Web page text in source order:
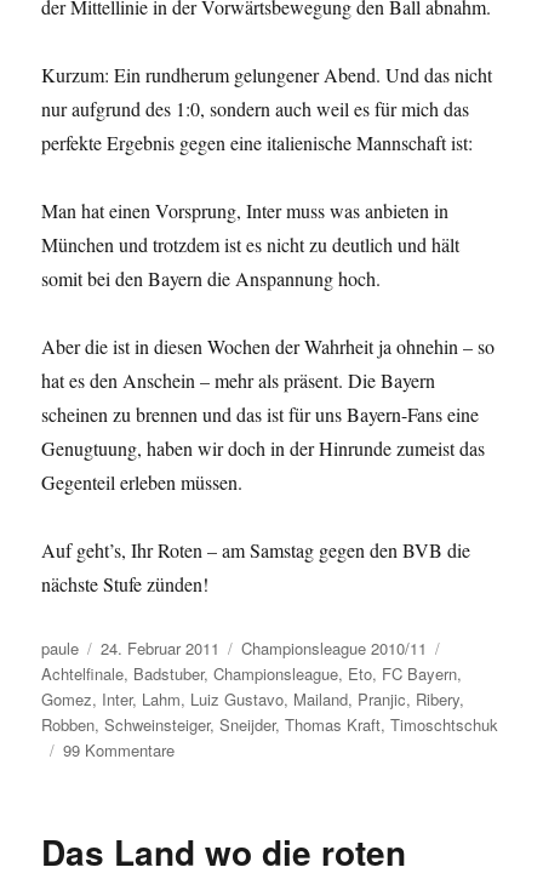
der Mittellinie in der Vorwärtsbewegung den Ball abnahm.
Kurzum: Ein rundherum gelungener Abend. Und das nicht
nur aufgrund des 1:0, sondern auch weil es für mich das
perfekte Ergebnis gegen eine italienische Mannschaft ist:
Man hat einen Vorsprung, Inter muss was anbieten in
München und trotzdem ist es nicht zu deutlich und hält
somit bei den Bayern die Anspannung hoch.
Aber die ist in diesen Wochen der Wahrheit ja ohnehin – so
hat es den Anschein – mehr als präsent. Die Bayern
scheinen zu brennen und das ist für uns Bayern-Fans eine
Genugtuung, haben wir doch in der Hinrunde zumeist das
Gegenteil erleben müssen.
Auf geht’s, Ihr Roten – am Samstag gegen den BVB die
nächste Stufe zünden!
Autor
paule
Veröffentlicht
am
24. Februar 2011 Kategorien
Championsleague 2010/11
Achtelfinale, Badstuber,Championsleague, Eto, FC Bayern,
Gomez, Inter, Lahm, Luiz Gustavo, Mailand, Pranjic, Ribery,
Robben,Schweinsteiger,Sneijder,Thomas Kraft,Timoschtschuk
99 Kommentarezu
Wahrheit
Das Land wo die roten